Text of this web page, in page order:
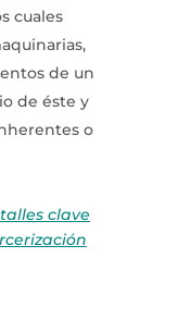
cuales
de un
de éste y
o
clave